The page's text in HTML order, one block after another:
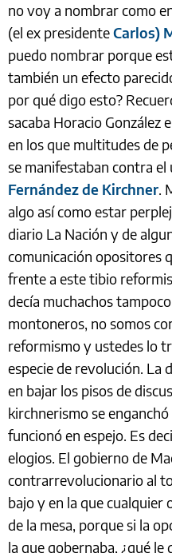
no voy a nombrar como
(el ex presidenteCarlos)
puedo nombrar porque
también un efecto
por qué digo esto?
sacaba Horacio González
en los que multitudes de
se manifestaban contra
Fernández de Kirchner.
algo así como estar
diario La Nación y de
comunicación opositores
frente a este tibio
decía muchachos
montoneros, no somos
reformismo y ustedes lo
especie de revolución. La
en bajar los pisos de
kirchnerismo se
funcionó en espejo. Es
elogios. El gobierno de
contrarrevolucionario al
bajo y en la que cualquier
de la mesa, porque si la
la que gobernaba, ¿qué le